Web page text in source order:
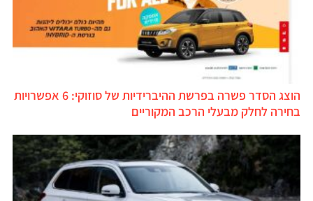
הוצג הסדר פשרה בפרשת ההיברידיות של סוזוקי: 6 אפשרויות
לחלק מבעלי הרכב המקוריים